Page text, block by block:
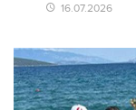
16.07.2026